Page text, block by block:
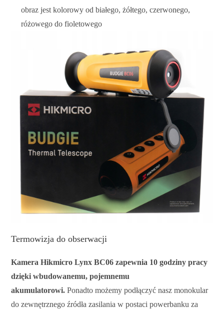
obraz jest kolorowy od białego, żółtego, czerwonego,
różowego do fioletowego
Termowizja do obserwacji
Kamera Hikmicro Lynx BC06 zapewnia 10 godziny pracy
dzięki wbudowanemu, pojemnemu
akumulatorowi. Ponadto możemy podłączyć nasz monokular
do zewnętrznego źródła zasilania w postaci powerbanku za